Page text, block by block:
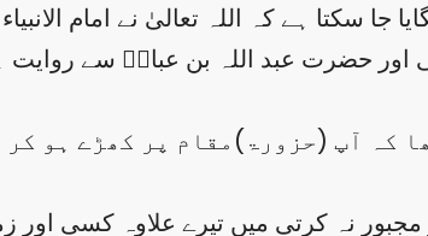
سکتا ہے کہ اللہ تعالیٰ نے امام
اور حضرت عبد اللہ بن عباسؓ سے
کہ آپ (حزورۃ)مقام پر کھڑے ہو کر